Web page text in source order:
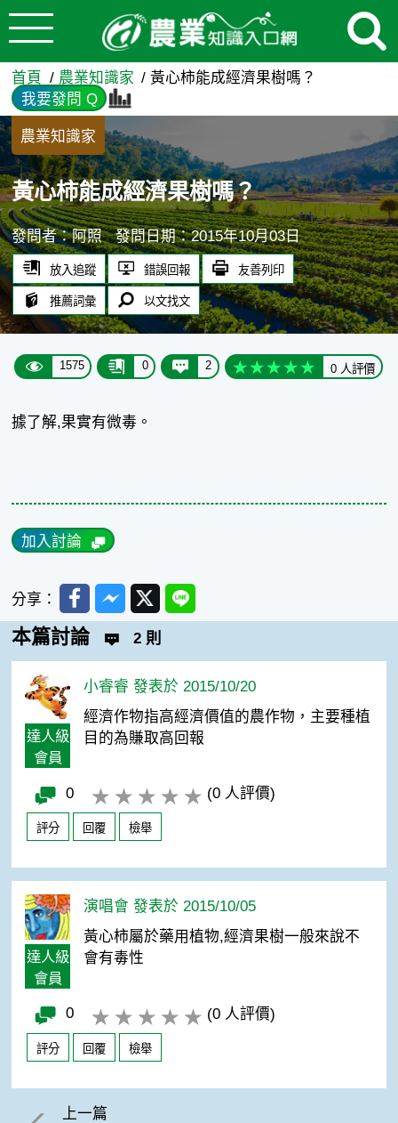
跳到主要內容
黃心柿能成經濟果樹嗎？ -
首頁 農業知識家
黃心柿能成經濟果樹嗎？
我要發問 Q
農業知識家
黃心柿能成經濟果樹嗎？
發問者：阿照 發問日期：2015年10月03日
放入追蹤 錯誤回報 友善列印
推薦詞彙 以文找文
1575 0 2 0 人評價
據了解,果實有微毒。
加入討論
分享： FacebookMessenger
TwitterLine
本篇討論 2 則
達人級
會員
小睿睿 發表於 2015/10/20
經濟作物指高經濟價值的農作物，主要種植
目的為賺取高回報
0 (0 人評價)
評分 回覆 檢舉
達人級
會員
演唱會 發表於 2015/10/05
黃心柿屬於藥用植物,經濟果樹一般來說不
會有毒性
0 (0 人評價)
評分 回覆 檢舉
上一篇